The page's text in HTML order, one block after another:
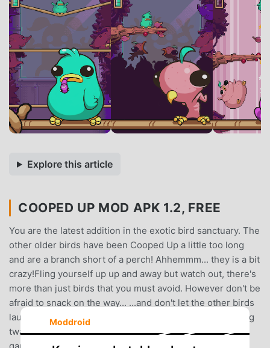
Explore this article
COOPED UP MOD APK 1.2, FREE
You are the latest addition in the exotic bird sanctuary. The
other older birds have been Cooped Up a little too long
and are a branch short of a perch! Ahhemmm... they is a bit
crazy!Fling yourself up up and away but watch out, there's
more than just birds that you must avoid. However don't be
afraid to snack on the way... ...and don't let the other birds
laughing at you get you down! Pick yourself up and twang
twang twang again!Features:- Intuitive twanging fling
Moddroid